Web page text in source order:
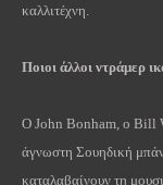
καλλιτέχνη.
Ποιοι άλλοι ντράμερ
Ο John Bonham, ο Bill
άγνωστη Σουηδική
καταλαβαίνουν τη